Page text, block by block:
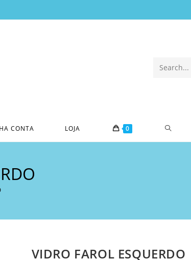
Search...
CONTA LOJA 0 TOGGLE
VIDRO FAROL ESQUERDO